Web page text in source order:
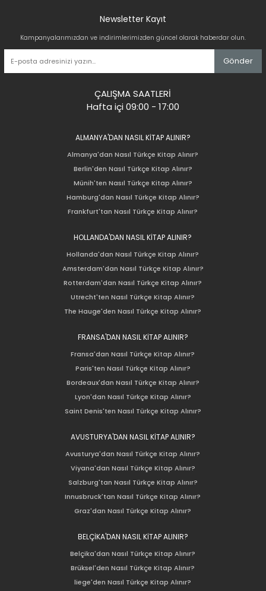
Newsletter Kayıt
Kampanyalarımızdan ve indirimlerimizden güncel olarak haberdar olun.
Gönder
ÇALIŞMA SAATLERİ
Hafta içi 09:00 - 17:00
ALMANYA'DAN NASIL KİTAP ALINIR?
Almanya'dan Nasıl Türkçe Kitap Alınır?
Berlin'den Nasıl Türkçe Kitap Alınır?
Münih'ten Nasıl Türkçe Kitap Alınır?
Hamburg'dan Nasıl Türkçe Kitap Alınır?
Frankfurt'tan Nasıl Türkçe Kitap Alınır?
HOLLANDA'DAN NASIL KİTAP ALINIR?
Hollanda'dan Nasıl Türkçe Kitap Alınır?
Amsterdam'dan Nasıl Türkçe Kitap Alınır?
Rotterdam'dan Nasıl Türkçe Kitap Alınır?
Utrecht'ten Nasıl Türkçe Kitap Alınır?
The Hauge'den Nasıl Türkçe Kitap Alınır?
FRANSA'DAN NASIL KİTAP ALINIR?
Fransa'dan Nasıl Türkçe Kitap Alınır?
Paris'ten Nasıl Türkçe Kitap Alınır?
Bordeaux'dan Nasıl Türkçe Kitap Alınır?
Lyon'dan Nasıl Türkçe Kitap Alınır?
Saint Denis'ten Nasıl Türkçe Kitap Alınır?
AVUSTURYA'DAN NASIL KİTAP ALINIR?
Avusturya'dan Nasıl Türkçe Kitap Alınır?
Viyana'dan Nasıl Türkçe Kitap Alınır?
Salzburg'tan Nasıl Türkçe Kitap Alınır?
Innusbruck'tan Nasıl Türkçe Kitap Alınır?
Graz'dan Nasıl Türkçe Kitap Alınır?
BELÇİKA'DAN NASIL KİTAP ALINIR?
Belçika'dan Nasıl Türkçe Kitap Alınır?
Brüksel'den Nasıl Türkçe Kitap Alınır?
liege'den Nasıl Türkçe Kitap Alınır?